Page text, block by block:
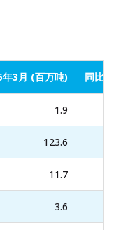
年3月 (百万吨) 同比
1.9
123.6
11.7
3.6